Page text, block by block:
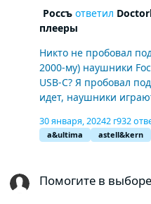
Россъответил
плееры
Никто не пробовал
2000-му) наушники
USB-C? Я пробовал
идет, наушники
то и в самих
это пол-беды. Главная
manual на SP-1000,
30 января, 20242 г932
a&ultima astell&kern
Помогите в